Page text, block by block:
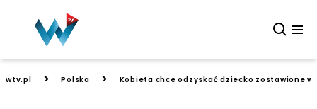
wtv.pl > Polska > Kobieta chce odzyskać dziecko zostawione w